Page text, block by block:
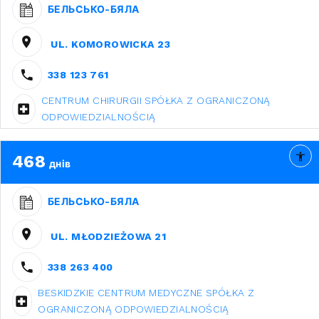
БЕЛЬСЬКО-БЯЛА
UL. KOMOROWICKA 23
338 123 761
CENTRUM CHIRURGII SPÓŁKA Z OGRANICZONĄ
ODPOWIEDZIALNOŚCIĄ
468 днів
БЕЛЬСЬКО-БЯЛА
UL. MŁODZIEŻOWA 21
338 263 400
BESKIDZKIE CENTRUM MEDYCZNE SPÓŁKA Z
OGRANICZONĄ ODPOWIEDZIALNOŚCIĄ